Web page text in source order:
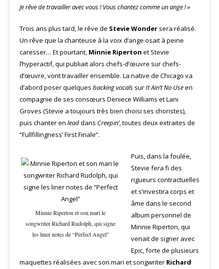
Je rêve de travailler avec vous ! Vous chantez comme un ange ! »
Trois ans plus tard, le rêve de Stevie Wonder sera réalisé.
Un rêve que la chanteuse à la voix d’ange osait à peine
caresser… Et pourtant, Minnie Riperton et Stevie
l’hyperactif, qui publiait alors chefs-d’œuvre sur chefs-
d’œuvre, vont travailler ensemble. La native de Chicago va
d’abord poser quelques backing vocals surIt Ain’t No Useen
compagnie de ses consœurs Deniece Williams et Lani
Groves (Stevie a toujours très bien choisi ses choristes),
puis chanter en leaddans Creepin’, toutes deux extraites de
“Fullfillingness’ First Finale”.
Minnie Riperton et son mari le
songwriter Richard Rudolph, qui signe
les liner notes de “Perfect Angel”
Puis, dans la foulée,
Stevie fera fi des
rigueurs contractuelles
et s’investira corps et
âme dans le second
album personnel de
Minnie Riperton, qui
venait de signer avec
Epic, forte de plusieurs
maquettes réalisées avec son mari et songwriter Richard